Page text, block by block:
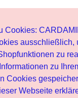
Cookies:
ausschließlich,
zu
zu
Cookies
Webseite